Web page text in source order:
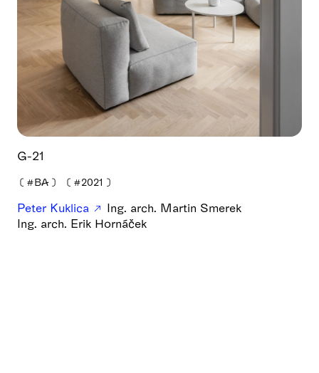
G-21
❪ #BA ❫ ❪ #2021 ❫
Peter Kuklica
Ing. arch. Martin Smerek
Ing. arch. Erik Hornáček